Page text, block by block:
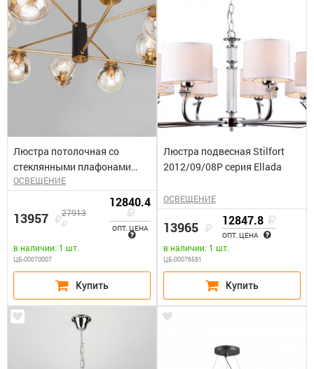
Люстра потолочная со
стеклянными плафонами
Creek черный
ОСВЕЩЕНИЕ
13957 27913
12840.4
ОПТ. ЦЕНА
в наличии: 1 шт.
ЦБ-00070007
Люстра подвесная Stilfort
2012/09/08Р серия Ellada
ОСВЕЩЕНИЕ
13965 12847.8
ОПТ. ЦЕНА
в наличии: 1 шт.
ЦБ-00076581